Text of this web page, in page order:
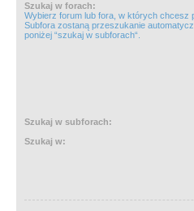
Szukaj w forach:
Wybierz forum lub fora, w których chcesz
Subfora zostaną przeszukanie
poniżej “szukaj w subforach“.
Szukaj w subforach:
Szukaj w: